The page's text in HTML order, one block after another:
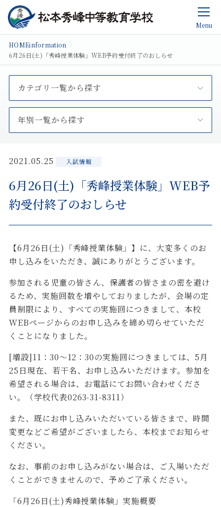
Menu
HOMEinformation
6月26日(土)「秀峰授業体験」WEB予約受付終了のおしらせ
カテゴリ一覧から探す
年別一覧から探す
2021.05.25 入試情報
6月26日(土)「秀峰授業体験」WEB予
約受付終了のおしらせ
【6月26日(土)「秀峰授業体験」】に、大変多くのお
申し込みをいただき、誠にありがとうございます。
参加される児童の皆さん、保護者の皆さまの密を避け
るため、実施回数を増やしておりましたが、会場の定
員制限により、すべての実施回につきまして、本校
WEBページからのお申し込みを締め切らせていただ
くことになりました。
[増設]11：30～12：30の実施回につきましては、5月
25日現在、若干名、お申し込みいただけます。参加を
希望される場合は、お電話にてお問い合わせくださ
い。（学校代表0263-31-8311）
また、既にお申し込みいただいている皆さまで、時間
変更などご希望がございましたら、本校までお知らせ
ください。
なお、事前のお申し込みがない場合は、ご入場いただ
くことができませんので、予めご了承ください。
「6月26日(土)秀峰授業体験」実施概要